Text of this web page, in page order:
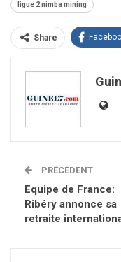
ligue 2 nimba mining
Share
PRÉCÉDENT
Equipe de France:
Ribéry annonce sa
retraite